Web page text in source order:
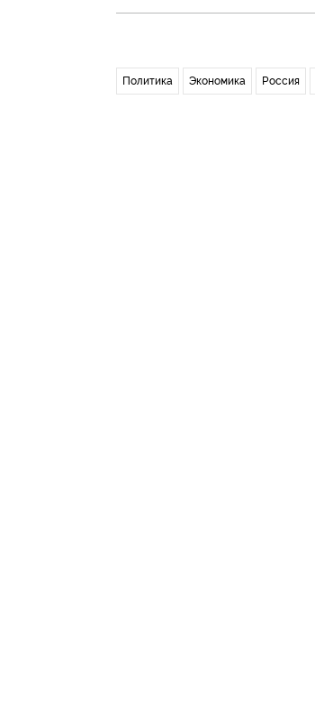
Политика Экономика Россия